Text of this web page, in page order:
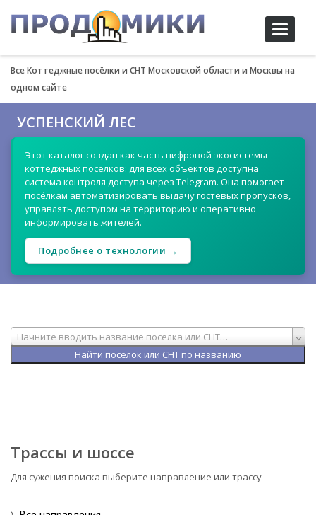
Toggle
Все Коттеджные посёлки и СНТ Московской области и Москвы на
одном сайте
УСПЕНСКИЙ ЛЕС
Этот каталог создан как часть цифровой экосистемы
коттеджных посёлков: для всех объектов доступна
система контроля доступа через Telegram. Она помогает
посёлкам автоматизировать выдачу гостевых пропусков,
управлять доступом на территорию и оперативно
информировать жителей.
Подробнее о технологии →
Начните вводить название поселка или СНТ…
Трассы и шоссе
Для сужения поиска выберите направление или трассу